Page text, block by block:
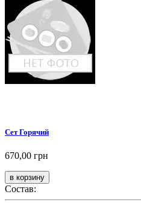
Сет Горячий
670,00 грн
Состав: